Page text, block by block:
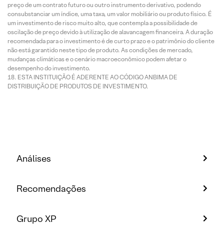
preço de um contrato futuro ou outro instrumento derivativo, podendo
consubstanciar um índice, uma taxa, um valor mobiliário ou produto físico. É
um investimento de risco muito alto, que contempla a possibilidade de
oscilação de preço devido à utilização de alavancagem financeira. A duração
recomendada para o investimento é de curto prazo e o patrimônio do cliente
não está garantido neste tipo de produto. As condições de mercado,
mudanças climáticas e o cenário macroeconômico podem afetar o
desempenho do investimento.
ESTA INSTITUIÇÃO É ADERENTE AO CÓDIGO ANBIMA DE
DISTRIBUIÇÃO DE PRODUTOS DE INVESTIMENTO.
Análises
Recomendações
Grupo XP